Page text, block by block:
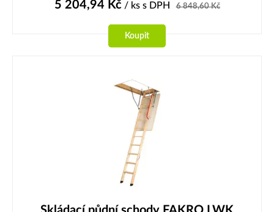
5 204,94 Kč/ ks s DPH 6 848,60Kč
Koupit